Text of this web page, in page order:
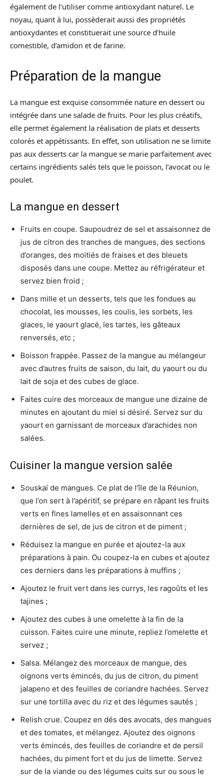
également de l’utiliser comme antioxydant naturel. Le
noyau, quant à lui, possèderait aussi des propriétés
antioxydantes et constituerait une source d’huile
comestible, d’amidon et de farine.
Préparation de la mangue
La mangue est exquise consommée nature en dessert ou
intégrée dans une salade de fruits. Pour les plus créatifs,
elle permet également la réalisation de plats et desserts
colorés et appétissants. En effet, son utilisation ne se limite
pas aux desserts car la mangue se marie parfaitement avec
certains ingrédients salés tels que le poisson, l’avocat ou le
poulet.
La mangue en dessert
Fruits en coupe. Saupoudrez de sel et assaisonnez de
jus de citron des tranches de mangues, des sections
d’oranges, des moitiés de fraises et des bleuets
disposés dans une coupe. Mettez au réfrigérateur et
servez bien froid ;
Dans mille et un desserts, tels que les fondues au
chocolat, les mousses, les coulis, les sorbets, les
glaces, le yaourt glacé, les tartes, les gâteaux
renversés, etc ;
Boisson frappée. Passez de la mangue au mélangeur
avec d’autres fruits de saison, du lait, du yaourt ou du
lait de soja et des cubes de glace.
Faites cuire des morceaux de mangue une dizaine de
minutes en ajoutant du miel si désiré. Servez sur du
yaourt en garnissant de morceaux d’arachides non
salées.
Cuisiner la mangue version salée
Souskaï de mangues. Ce plat de l’île de la Réunion,
que l’on sert à l’apéritif, se prépare en râpant les fruits
verts en fines lamelles et en assaisonnant ces
dernières de sel, de jus de citron et de piment ;
Réduisez la mangue en purée et ajoutez-la aux
préparations à pain. Ou coupez-la en cubes et ajoutez
ces derniers dans les préparations à muffins ;
Ajoutez le fruit vert dans les currys, les ragoûts et les
tajines ;
Ajoutez des cubes à une omelette à la fin de la
cuisson. Faites cuire une minute, repliez l’omelette et
servez ;
Salsa. Mélangez des morceaux de mangue, des
oignons verts émincés, du jus de citron, du piment
jalapeno et des feuilles de coriandre hachées. Servez
sur une tortilla avec du riz et des légumes sautés ;
Relish crue. Coupez en dés des avocats, des mangues
et des tomates, et mélangez. Ajoutez des oignons
verts émincés, des feuilles de coriandre et de persil
hachées, du piment fort et du jus de limette. Servez
sur de la viande ou des légumes cuits sur ou sous le